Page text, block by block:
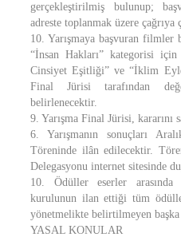
gerçekleştirilmiş bulunup;
adreste toplanmak üzere çağrıya
10. Yarışmaya başvuran
“İnsan Hakları” kategorisi
Cinsiyet Eşitliği” ve “İklim
Final Jürisi tarafından
belirlenecektir.
9. Yarışma Final Jürisi, kararını
6. Yarışmanın sonuçları
Töreninde ilân edilecektir.
Delegasyonu internet sitesinde
10. Ödüller eserler arasında
kurulunun ilan ettiği tüm
yönetmelikte belirtilmeyen
YASAL KONULAR